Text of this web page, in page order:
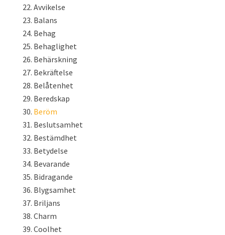
Avvikelse
Balans
Behag
Behaglighet
Behärskning
Bekräftelse
Belåtenhet
Beredskap
Beröm
Beslutsamhet
Bestämdhet
Betydelse
Bevarande
Bidragande
Blygsamhet
Briljans
Charm
Coolhet